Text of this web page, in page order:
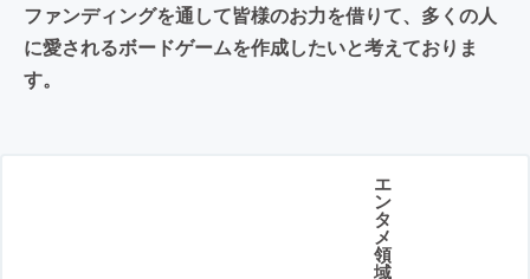
ファンディングを通して皆様のお力を借りて、多くの人
に愛されるボードゲームを作成したいと考えておりま
す。
エ
ン
タ
メ
領
域